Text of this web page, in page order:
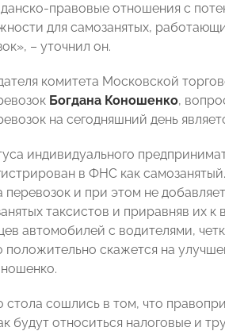
правовые отношения с
для самозанятых,
– уточнил он.
комитета Московской
Богдана Коношенко,
на сегодняшний день
индивидуального
в ФНС как
перевозок и при этом не
таксистов и приравняв
автомобилей с водителями,
положительно скажется на
стола сошлись в том, что
будут относиться налоговые и